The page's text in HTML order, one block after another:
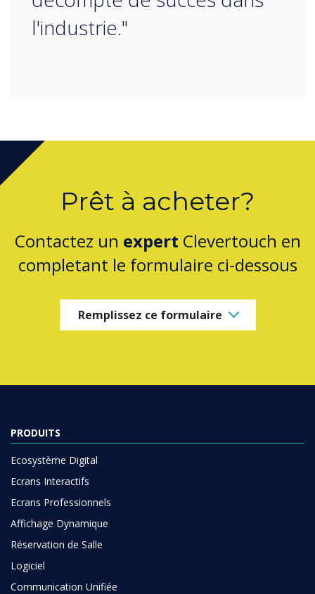
l'industrie."
Prêt à acheter?
Contactez un expert Clevertouch en
completant le formulaire ci-dessous
Remplissez ce formulaire
PRODUITS
Ecosystème Digital
Ecrans Interactifs
Ecrans Professionnels
Affichage Dynamique
Réservation de Salle
Logiciel
Communication Unifiée